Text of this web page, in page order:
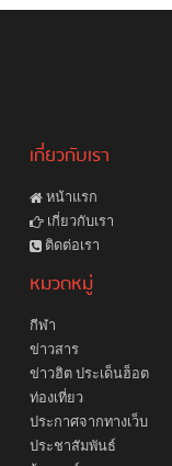
เกี่ยวกับเรา
หน้าแรก
เกี่ยวกับเรา
ติดต่อเรา
หมวดหมู่
กีฬา
ข่าวสาร
ข่าวฮิต ประเด็นฮ็อต
ท่องเที่ยว
ประกาศจากทางเว็บ
ประชาสัมพันธ์